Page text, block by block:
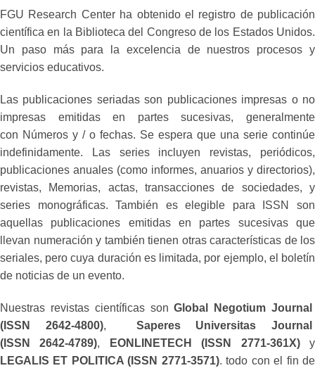
FGU Research Center ha obtenido el registro de publicación
científica en la Biblioteca del Congreso de los Estados Unidos.
Un paso más para la excelencia de nuestros procesos y
servicios educativos.
Las publicaciones seriadas son publicaciones impresas o no
impresas emitidas en partes sucesivas, generalmente
con Números y / o fechas. Se espera que una serie continúe
indefinidamente. Las series incluyen revistas, periódicos,
publicaciones anuales (como informes, anuarios y directorios),
revistas, Memorias, actas, transacciones de sociedades, y
series monográficas. También es elegible para ISSN son
aquellas publicaciones emitidas en partes sucesivas que
llevan numeración y también tienen otras características de los
seriales, pero cuya duración es limitada, por ejemplo, el boletín
de noticias de un evento.
Nuestras revistas científicas sonGlobal Negotium Journal
(ISSN 2642-4800),
Saperes Universitas Journal
(ISSN 2642-4789), EONLINETECH (ISSN 2771-361X)y
LEGALIS ET POLITICA (ISSN 2771-3571). todo con el fin de